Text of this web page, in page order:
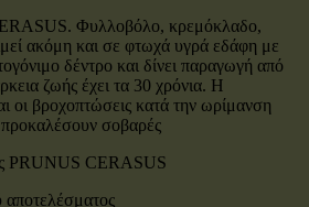
Φυλλοβόλο, κρεμόκλαδο,
ακόμη και σε φτωχά υγρά εδάφη με
δέντρο και δίνει παραγωγή από
ζωής έχει τα 30 χρόνια. Η
οι βροχοπτώσεις κατά την ωρίμανση
σοβαρές
PRUNUS CERASUS
αποτελέσματος